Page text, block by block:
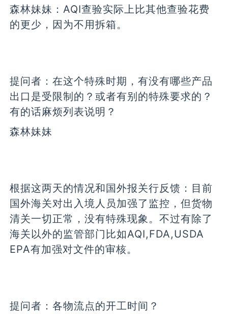
森林妹妹：AQI查验实际上比其他查验花费
的更少，因为不用拆箱。
提问者：在这个特殊时期，有没有哪些产品
出口是受限制的？或者有别的特殊要求的？
有的话麻烦列表说明？
森林妹妹
根据这两天的情况和国外报关行反馈：目前
国外海关对出入境人员加强了监控，但货物
清关一切正常，没有特殊现象。不过有除了
海关以外的监管部门比如AQI,FDA,USDA
EPA有加强对文件的审核。
提问者：各物流点的开工时间？